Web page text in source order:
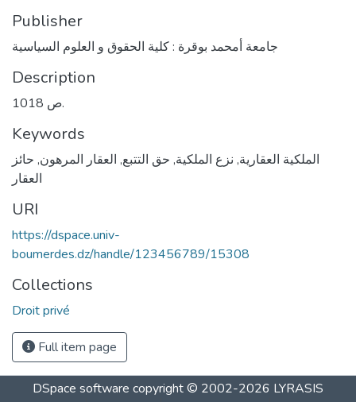
Publisher
جامعة أمحمد بوقرة : كلية الحقوق و العلوم السياسية
Description
1018 ص.
Keywords
الملكية العقارية, نزع الملكية, حق التتبع, العقار المرهون, حائز
العقار
URI
https://dspace.univ-
boumerdes.dz/handle/123456789/15308
Collections
Droit privé
Full item page
DSpace software copyright © 2002-2026 LYRASIS